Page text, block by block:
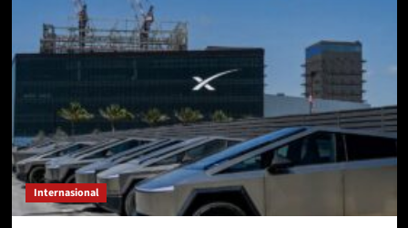
Internasional